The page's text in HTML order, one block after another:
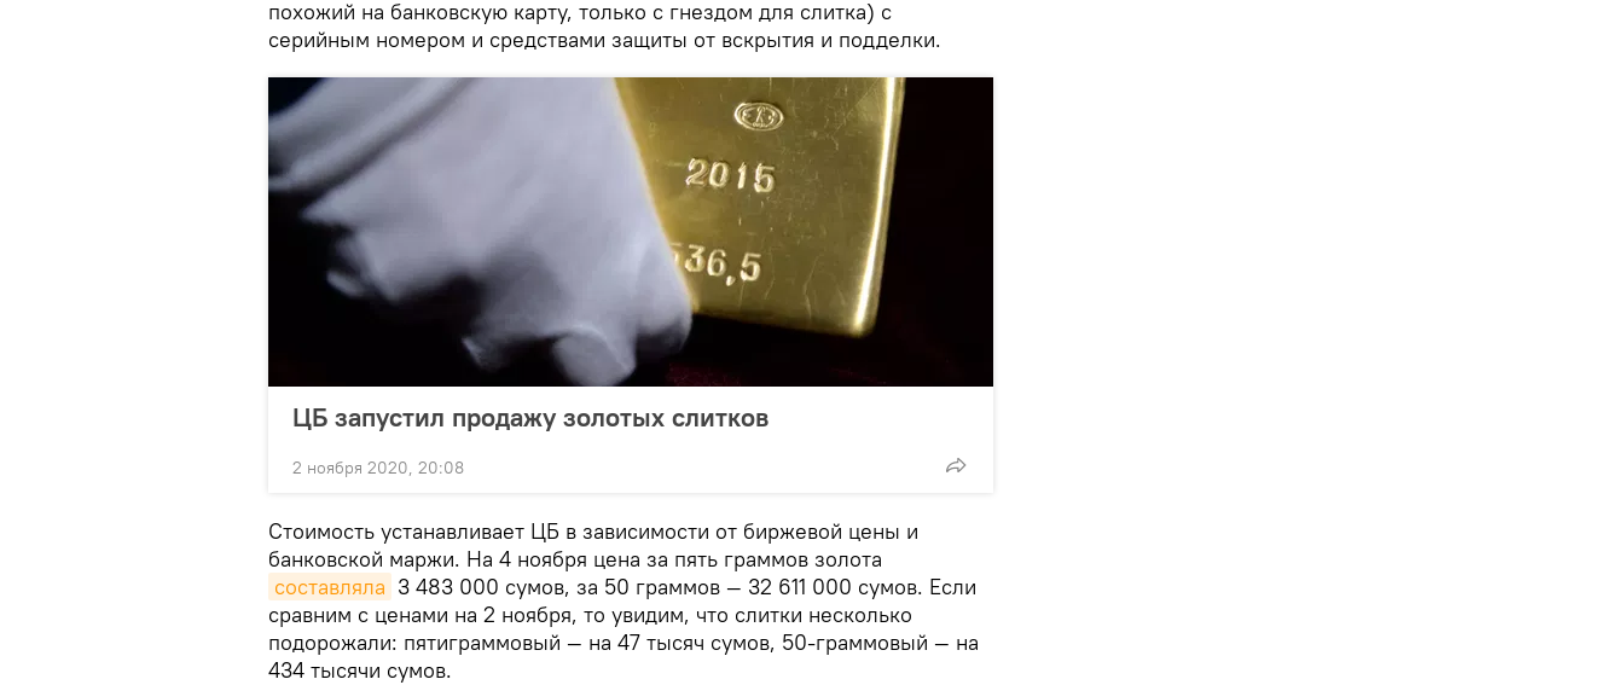
похожий на банковскую карту, только с гнездом для слитка) с
серийным номером и средствами защиты от вскрытия и подделки.
ЦБ запустил продажу золотых слитков
2 ноября 2020, 20:08
Стоимость устанавливает ЦБ в зависимости от биржевой цены и
банковской маржи. На 4 ноября цена за пять граммов золота
составляла 3 483 000 сумов, за 50 граммов — 32 611 000 сумов. Если
сравним с ценами на 2 ноября, то увидим, что слитки несколько
подорожали: пятиграммовый — на 47 тысяч сумов, 50-граммовый — на
434 тысячи сумов.